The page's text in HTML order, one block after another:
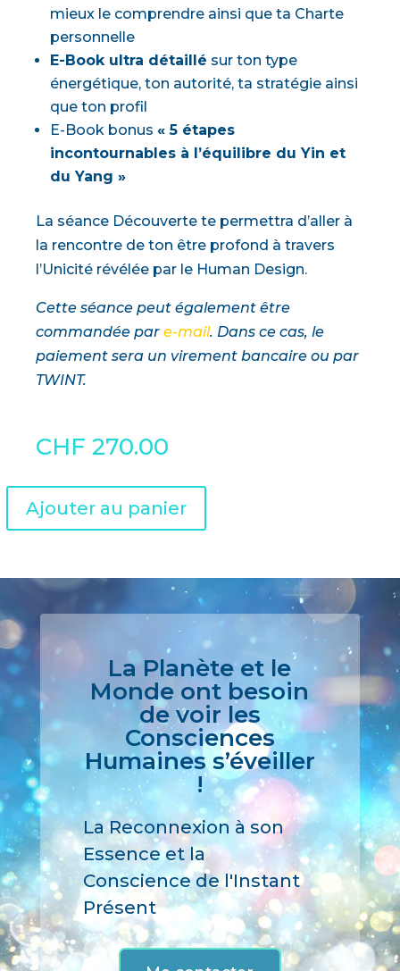
mieux le comprendre ainsi que ta Charte
personnelle
E-Book ultra détaillé sur ton type
énergétique, ton autorité, ta stratégie ainsi
que ton profil
E-Book bonus « 5 étapes
incontournables à l’équilibre du Yin et
du Yang »
La séance Découverte te permettra d’aller à
la rencontre de ton être profond à travers
l’Unicité révélée par le Human Design.
Cette séance peut également être
commandée par e-mail. Dans ce cas, le
paiement sera un virement bancaire ou par
TWINT.
CHF 270.00
Ajouter au panier
n
a
t
i
v
e
La Planète et le
Monde ont besoin
de voir les
Consciences
Humaines s’éveiller
!
La Reconnexion à son
Essence et la
Conscience de l'Instant
Présent